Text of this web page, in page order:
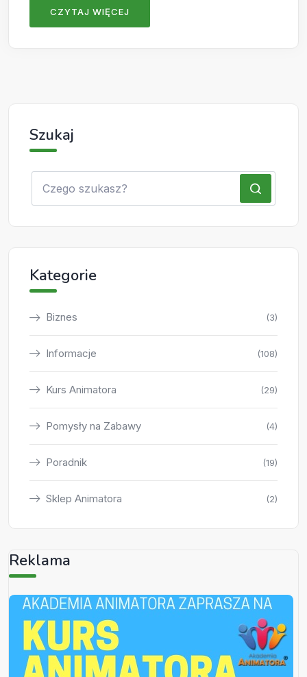
CZYTAJ WIĘCEJ
Szukaj
Kategorie
Biznes (3)
Informacje (108)
Kurs Animatora (29)
Pomysły na Zabawy (4)
Poradnik (19)
Sklep Animatora (2)
Reklama